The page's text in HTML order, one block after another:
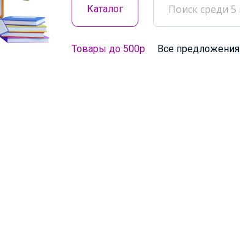
Каталог
Товары до 500р Все предложения